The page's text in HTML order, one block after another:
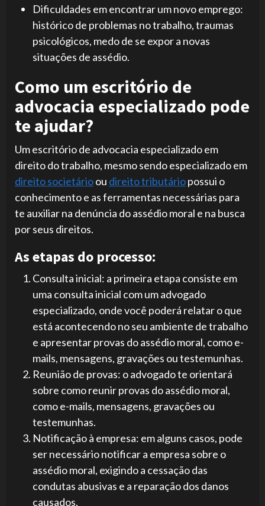
Dificuldades em encontrar um novo emprego:
histórico de problemas no trabalho, traumas
psicológicos, medo de se expor a novas
situações de assédio.
Como um escritório de
advocacia especializado pode
te ajudar?
Um escritório de advocacia especializado em
direito do trabalho, mesmo sendo especializado em
direito societárioou direito tributáriopossui o
conhecimento e as ferramentas necessárias para
te auxiliar na denúncia do assédio moral e na busca
por seus direitos.
As etapas do processo:
Consulta inicial: a primeira etapa consiste em
uma consulta inicial com um advogado
especializado, onde você poderá relatar o que
está acontecendo no seu ambiente de trabalho
e apresentar provas do assédio moral, como e-
mails, mensagens, gravações ou testemunhas.
Reunião de provas: o advogado te orientará
sobre como reunir provas do assédio moral,
como e-mails, mensagens, gravações ou
testemunhas.
Notificação à empresa: em alguns casos, pode
ser necessário notificar a empresa sobre o
assédio moral, exigindo a cessação das
condutas abusivas e a reparação dos danos
causados.